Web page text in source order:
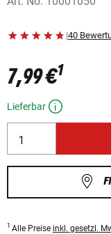
|40
7,99 €1
Lieferbar
1 Alle Preise inkl. gesetzl.